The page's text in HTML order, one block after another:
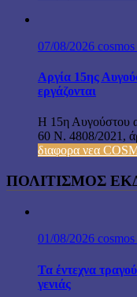
07/08/2026 cosmos
Αργία 15ης
εργάζονται
Η 15η Αυγούστου
60 Ν. 4808/2021,
διαφορα νεα
ΠΟΛΙΤΙΣΜΟΣ
01/08/2026 cosmos
Τα έντεχνα
γενιάς